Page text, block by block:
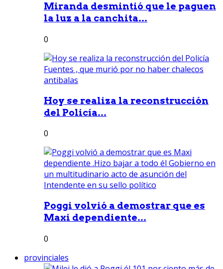
Miranda desmintió que le paguen
la luz a la canchita...
0
Hoy se realiza la reconstrucción
del Policía...
0
Poggi volvió a demostrar que es
Maxi dependiente...
0
provinciales